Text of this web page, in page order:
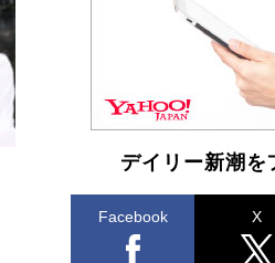
デイリー新潮を
Facebook X